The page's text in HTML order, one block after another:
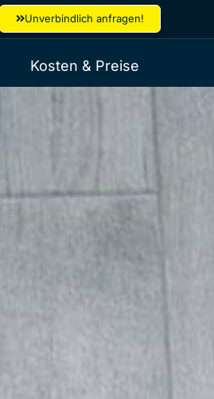
Unverbindlich anfragen!
Kosten & Preise